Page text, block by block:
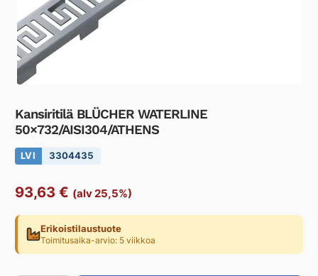
Kansiritilä BLÜCHER WATERLINE
50×732/AISI304/ATHENS
LVI 3304435
93,63 € (alv 25,5%)
Erikoistilaustuote
Toimitusaika-arvio: 5 viikkoa